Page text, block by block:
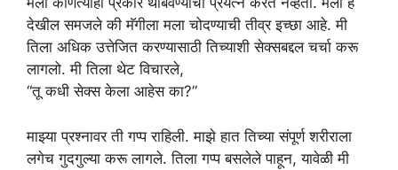
देखील समजले की मॅगीला मला चोदण्याची तीव्र इच्छा आहे. मी
तिला अधिक उत्तेजित करण्यासाठी तिच्याशी सेक्सबद्दल चर्चा करू
लागलो. मी तिला थेट विचारले,
“तू कधी सेक्स केला आहेस का?”
माझ्या प्रश्नावर ती गप्प राहिली. माझे हात तिच्या संपूर्ण शरीराला
लगेच गुदगुल्या करू लागले. तिला गप्प बसलेले पाहून, यावेळी मी